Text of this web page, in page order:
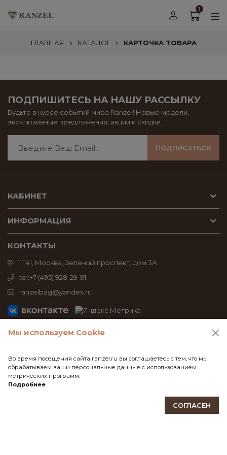
1
ГЛАВНАЯ КАТАЛОГ КАРТОЧКА ТОВАРА
ПОДПИШИТЕСЬ НА НАШУ РАССЫЛКУ
Будьте в курсе событий мира Ranzel! Новые модели,
эксклюзивные предложения, акции и скидки.
ПОДПИСАТЬСЯ
КАБИНЕТ
ИНФОРМАЦИЯ
КОНТАКТЫ
111141, Москва, Зеленый проспект, дом 3А
tel:+7 (495) 928-29-91
ranzelbag@yandex.ru
© 2026 Все права защищены. ТМ Ranzel® - официальный
интернет-магазин. Сумки, рюкзаки, косметички, аксессуары
Мы используем Cookie
Во время посещения сайта ranzel.ru вы соглашаетесь с тем, что мы
обрабатываем ваши персональные данные с использованием
метрических программ.
Подробнее
СОГЛАСЕН